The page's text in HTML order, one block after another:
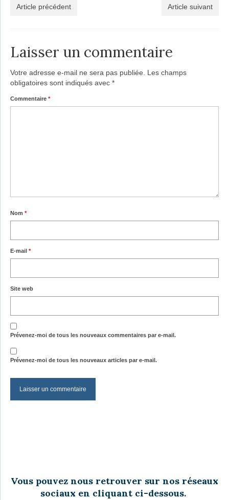
Article précédent Article suivant
Laisser un commentaire
Votre adresse e-mail ne sera pas publiée. Les champs
obligatoires sont indiqués avec *
Commentaire *
Nom *
E-mail *
Site web
Prévenez-moi de tous les nouveaux commentaires par e-mail.
Prévenez-moi de tous les nouveaux articles par e-mail.
Vous pouvez nous retrouver sur nos réseaux
sociaux en cliquant ci-dessous.